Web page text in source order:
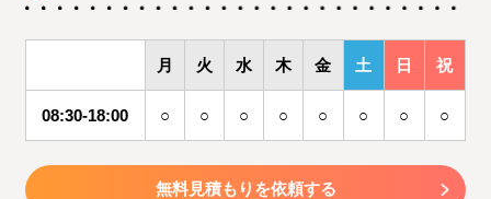
月 火 水 木 金 土 日 祝
08:30-18:00 ○ ○ ○ ○ ○ ○ ○ ○
無料見積もりを依頼する